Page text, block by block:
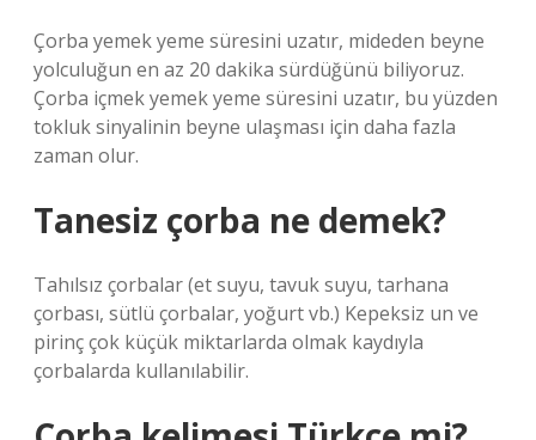
Çorba yemek yeme süresini uzatır, mideden beyne
yolculuğun en az 20 dakika sürdüğünü biliyoruz.
Çorba içmek yemek yeme süresini uzatır, bu yüzden
tokluk sinyalinin beyne ulaşması için daha fazla
zaman olur.
Tanesiz çorba ne demek?
Tahılsız çorbalar (et suyu, tavuk suyu, tarhana
çorbası, sütlü çorbalar, yoğurt vb.) Kepeksiz un ve
pirinç çok küçük miktarlarda olmak kaydıyla
çorbalarda kullanılabilir.